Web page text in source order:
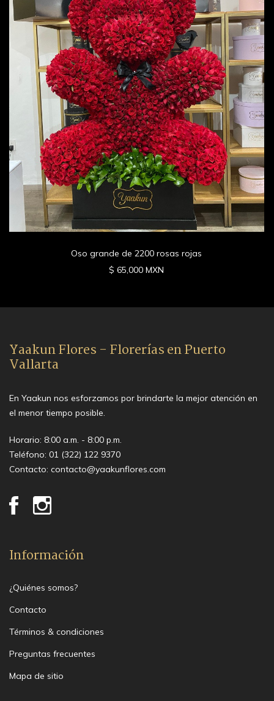
Oso grande de 2200 rosas rojas
$ 65,000 MXN
Yaakun Flores - Florerías en Puerto
Vallarta
En Yaakun nos esforzamos por brindarte la mejor atención en
el menor tiempo posible.
Horario: 8:00 a.m. - 8:00 p.m.
Teléfono: 01 (322) 122 9370
Contacto: contacto@yaakunflores.com
Información
¿Quiénes somos?
Contacto
Términos & condiciones
Preguntas frecuentes
Mapa de sitio